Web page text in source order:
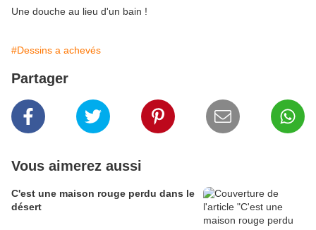
Une douche au lieu d'un bain !
#Dessins a achevés
Partager
Vous aimerez aussi
C'est une maison rouge perdu dans le
désert